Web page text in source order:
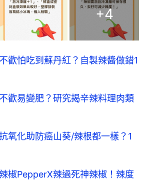
+4
歡怕吃到蘇丹紅？自製辣醬做錯1
歡易變肥？研究揭辛辣料理肉類
氧化助防癌山葵/辣根都一樣？1
椒PepperX辣過死神辣椒！辣度